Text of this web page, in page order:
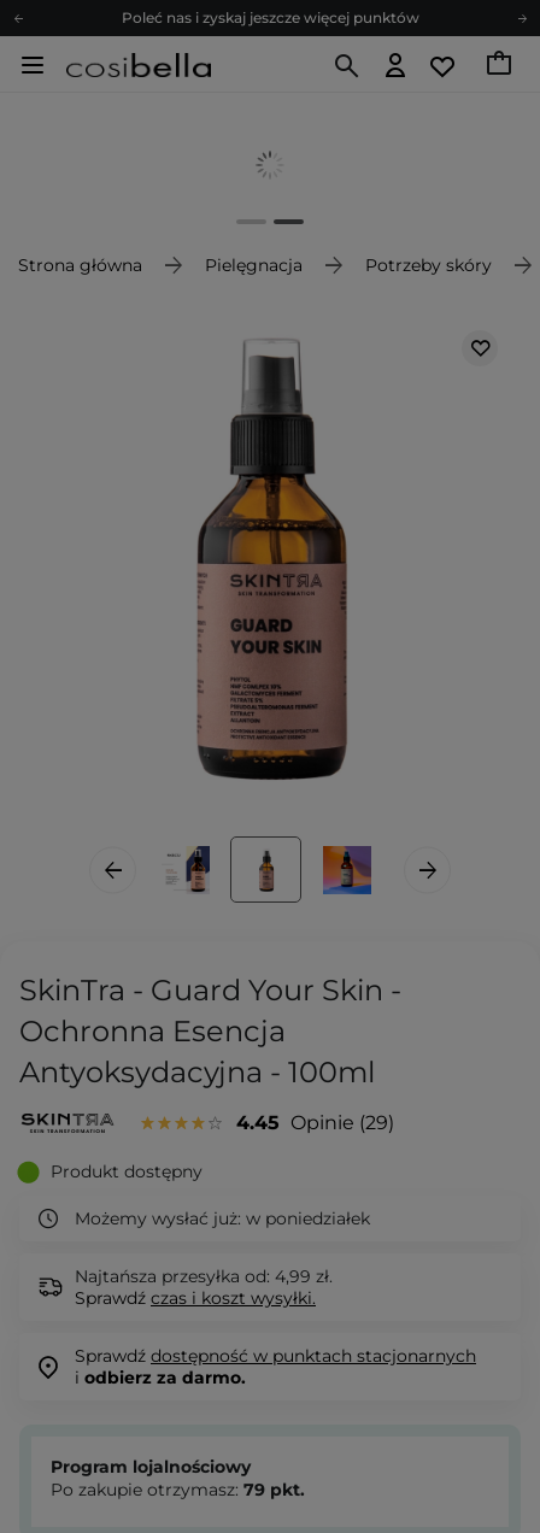
Poleć nas i zyskaj jeszcze więcej punktów
Zapisz się na newsletter pełen porad
Poleć nas i zyskaj jeszcze więcej punktów
Strona główna Pielęgnacja Potrzeby skóry
SkinTra - Guard Your Skin -
Ochronna Esencja
Antyoksydacyjna - 100ml
4.45 Opinie 29
Produkt dostępny
Możemy wysłać już: w poniedziałek
Najtańsza przesyłka od: 4,99 zł.
Sprawdź czas i koszt wysyłki.
Sprawdź dostępność w punktach stacjonarnych
i odbierz za darmo.
Program lojalnościowy
Po zakupie otrzymasz: 79 pkt.